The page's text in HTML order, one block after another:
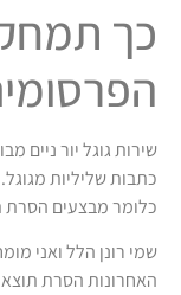
כך
שירות גוגל יור ניים
כתבות שליליות
כלומר מבצעים הסרת
שמי רונן הלל ואני
האחרונות הסרת